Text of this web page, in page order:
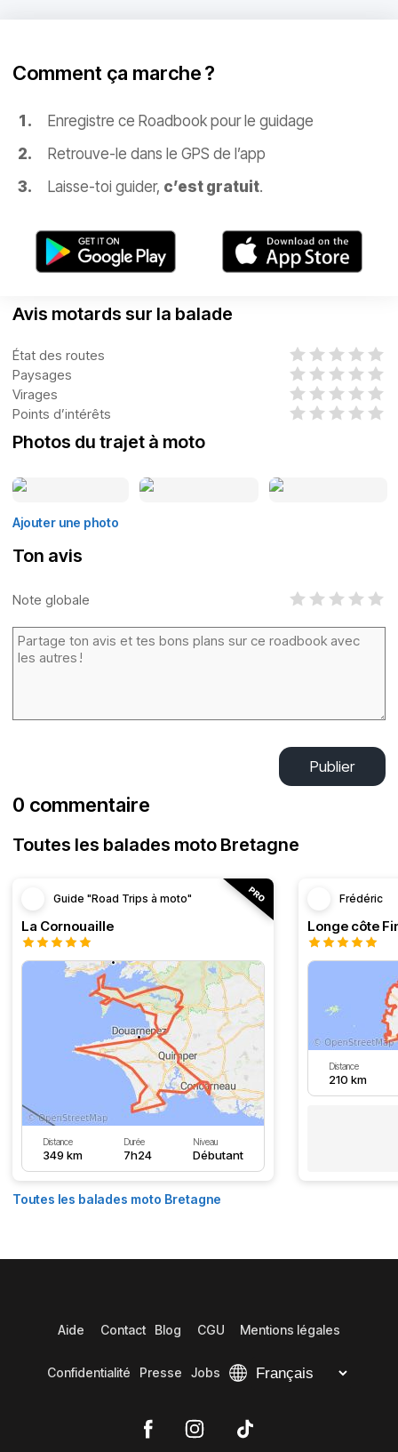
Comment ça marche ?
Enregistre ce Roadbook pour le guidage
Retrouve-le dans le GPS de l’app
Laisse-toi guider, c’est gratuit.
Avis motards sur la balade
État des routes
Paysages
Virages
Points d’intérêts
Photos du trajet à moto
Ajouter une photo
Ton avis
Note globale
Publier
0 commentaire
Toutes les balades moto Bretagne
Guide "Road Trips à moto"
La Cornouaille
Distance
349 km
Durée
7h24
Niveau
Débutant
Frédéric
Distance
210 km
Toutes les balades moto Bretagne
Aide Contact Blog CGU Mentions légales
Confidentialité Presse Jobs